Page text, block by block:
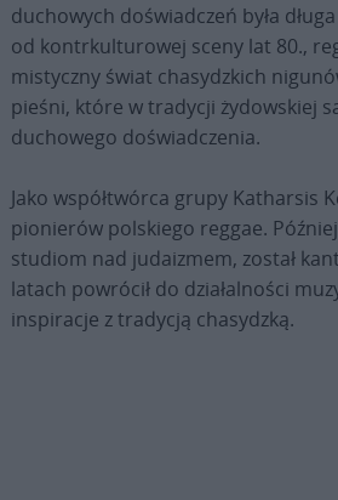
duchowych doświadczeń była
od kontrkulturowej sceny lat 80.,
mistyczny świat chasydzkich
pieśni, które w tradycji żydowskiej
duchowego doświadczenia.
Jako współtwórca grupy Katharsis
pionierów polskiego reggae.
studiom nad judaizmem, został
latach powrócił do działalności
inspiracje z tradycją chasydzką.